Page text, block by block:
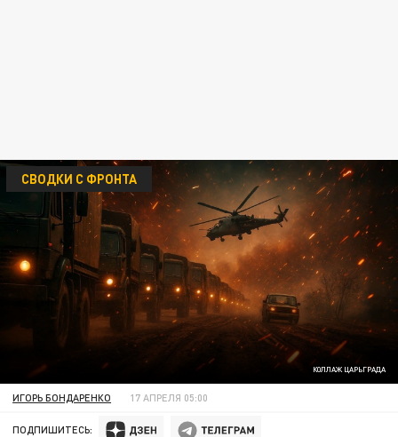
КОЛЛАЖ ЦАРЬГРАДА
СВОДКИ С ФРОНТА
ИГОРЬ БОНДАРЕНКО 17 АПРЕЛЯ 05:00
ПОДПИШИТЕСЬ: